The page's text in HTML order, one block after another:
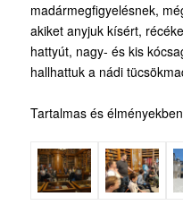
madármegfigyelésnek,
akiket anyjuk kísért,
hattyút, nagy- és kis
hallhattuk a nádi
Tartalmas és